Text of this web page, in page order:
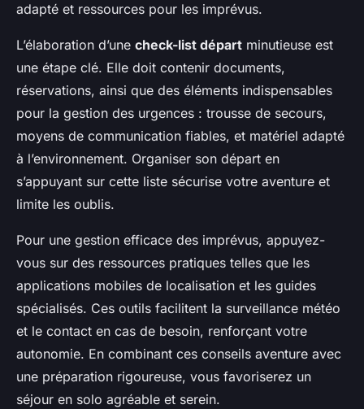
adapté et ressources pour les imprévus.
L’élaboration d’une check-list départ minutieuse est
une étape clé. Elle doit contenir documents,
réservations, ainsi que des éléments indispensables
pour la gestion des urgences : trousse de secours,
moyens de communication fiables, et matériel adapté
à l’environnement. Organiser son départ en
s’appuyant sur cette liste sécurise votre aventure et
limite les oublis.
Pour une gestion efficace des imprévus, appuyez-
vous sur des ressources pratiques telles que les
applications mobiles de localisation et les guides
spécialisés. Ces outils facilitent la surveillance météo
et le contact en cas de besoin, renforçant votre
autonomie. En combinant ces conseils aventure avec
une préparation rigoureuse, vous favoriserez un
séjour en solo agréable et serein.